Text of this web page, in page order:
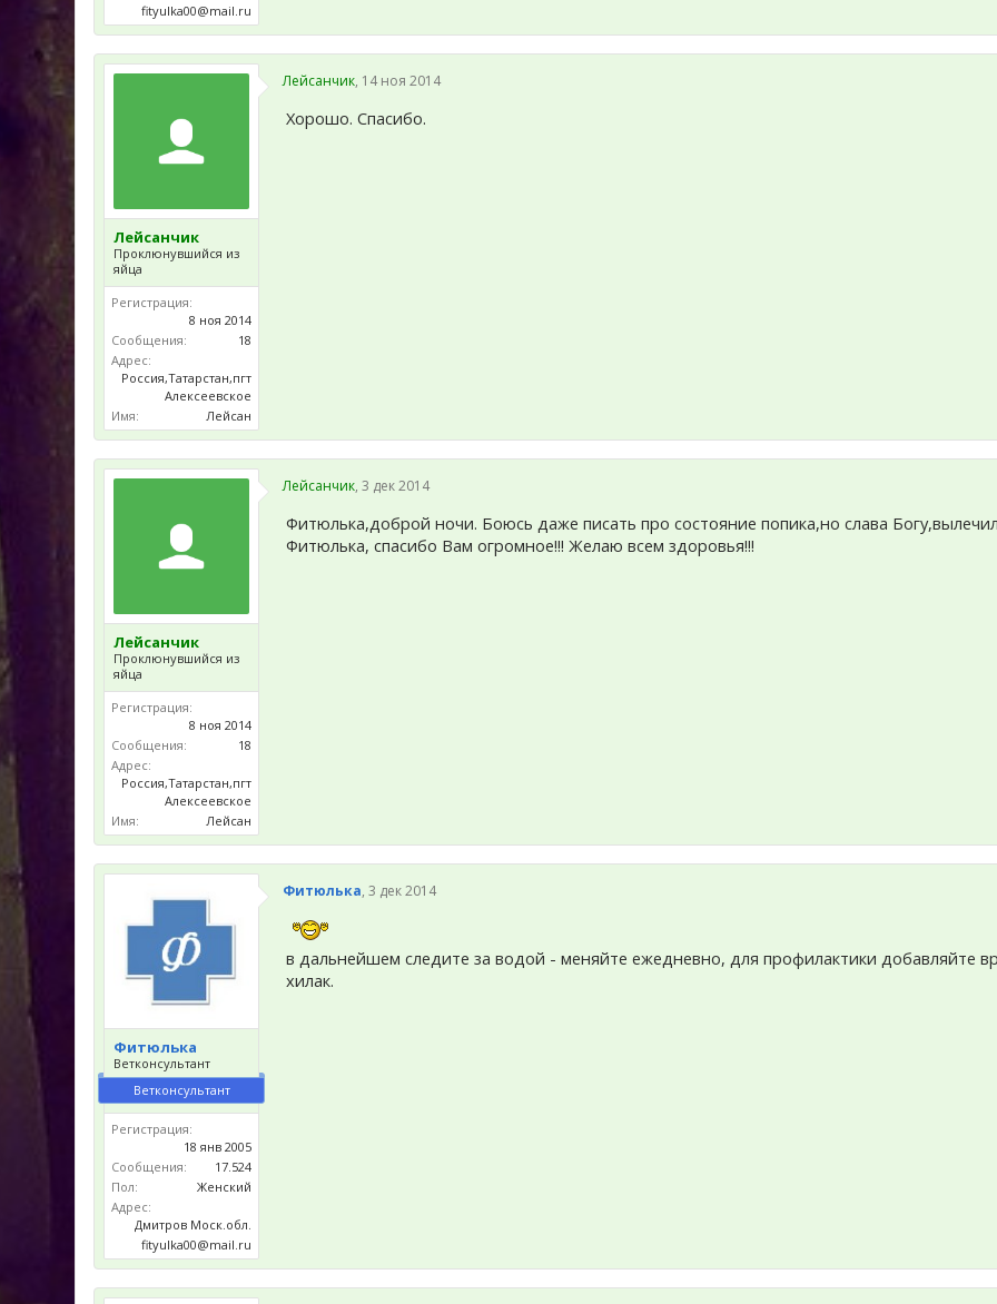
fityulka00@mail.ru
Лейсанчик
Проклюнувшийся из
яйца
Регистрация:
8 ноя 2014
Сообщения:
18
Адрес:
Россия,Татарстан,пгт
Алексеевское
Имя:
Лейсан
Лейсанчик, 14 ноя 2014
Хорошо. Спасибо.
Лейсанчик
Проклюнувшийся из
яйца
Регистрация:
8 ноя 2014
Сообщения:
18
Адрес:
Россия,Татарстан,пгт
Алексеевское
Имя:
Лейсан
Лейсанчик, 3 дек 2014
Фитюлька,доброй ночи. Боюсь даже писать про состояние попика,но слава
Фитюлька, спасибо Вам огромное!!! Желаю всем здоровья!!!
Фитюлька
Ветконсультант
Ветконсультант
Регистрация:
18 янв 2005
Сообщения:
17.524
Пол:
Женский
Адрес:
Дмитров Моск.обл.
fityulka00@mail.ru
Фитюлька, 3 дек 2014
в дальнейшем следите за водой - меняйте ежедневно, для профилактики добавляйте
хилак.